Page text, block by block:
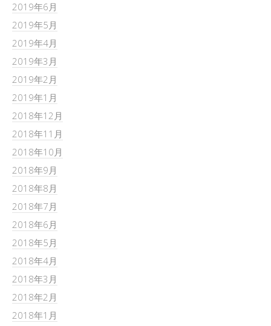
2019年6月
2019年5月
2019年4月
2019年3月
2019年2月
2019年1月
2018年12月
2018年11月
2018年10月
2018年9月
2018年8月
2018年7月
2018年6月
2018年5月
2018年4月
2018年3月
2018年2月
2018年1月